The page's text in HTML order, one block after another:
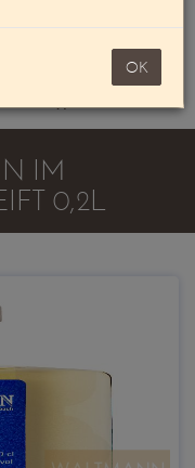
noch 100,00 €
Warenkorb
OK
IM
0,2L